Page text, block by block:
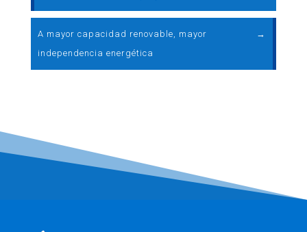
A mayor capacidad renovable, mayor
independencia energética
→